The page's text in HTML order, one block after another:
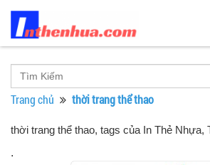
Trang chủ thời trang thể thao
thời trang thể thao, tags của In Thẻ Nhựa,
.